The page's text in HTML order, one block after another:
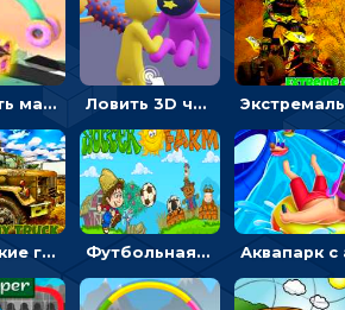
Рисовать машину и выигрывать гонку - для мальчиков Ловить 3D человечком своего цвета и собирать драгоценности - гиперказуалка
Армейские грузовики в пазлах: собери военную машину Футбольная ферма: бей по мячу, чтобы забивать в ворота и ловить звезды